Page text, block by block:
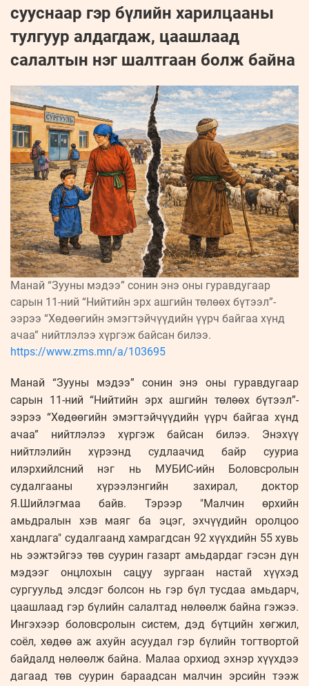
сууснаар гэр бүлийн харилцааны
тулгуур алдагдаж, цаашлаад
салалтын нэг шалтгаан болж байна
Манай “Зууны мэдээ” сонин энэ оны гуравдугаар
сарын 11-ний “Нийтийн эрх ашгийн төлөөх бүтээл”-
ээрээ “Хөдөөгийн эмэгтэйчүүдийн үүрч байгаа хүнд
ачаа” нийтлэлээ хүргэж байсан билээ.
https://www.zms.mn/a/103695
Манай “Зууны мэдээ” сонин энэ оны гуравдугаар
сарын 11-ний “Нийтийн эрх ашгийн төлөөх бүтээл”-
ээрээ “Хөдөөгийн эмэгтэйчүүдийн үүрч байгаа хүнд
ачаа” нийтлэлээ хүргэж байсан билээ. Энэхүү
нийтлэлийн хүрээнд судлаачид байр сууриа
илэрхийлсний нэг нь МУБИС-ийн Боловсролын
судалгааны хүрээлэнгийн захирал, доктор
Я.Шийлэгмаа байв. Тэрээр "Малчин өрхийн
амьдралын хэв маяг ба эцэг, эхчүүдийн оролцоо
хандлага" судалгаанд хамрагдсан 92 хүүхдийн 55 хувь
нь ээжтэйгээ төв суурин газарт амьдардаг гэсэн дүн
мэдээг онцлохын сацуу зургаан настай хүүхэд
сургуульд элсдэг болсон нь гэр бүл тусдаа амьдарч,
цаашлаад гэр бүлийн салалтад нөлөөлж байна гэжээ.
Ингэхээр боловсролын систем, дэд бүтцийн хөгжил,
соёл, хөдөө аж ахуйн асуудал гэр бүлийн тогтвортой
байдалд нөлөөлж байна. Малаа орхиод эхнэр хүүхдээ
дагаад төв суурин бараадсан малчин эрсийн тээж